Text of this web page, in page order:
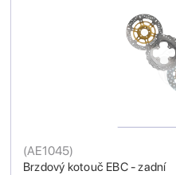
Brzdový kotouč EBC - zadní
(AE1045)